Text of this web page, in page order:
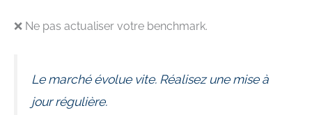
❌ Ne pas actualiser votre benchmark.
Le marché évolue vite. Réalisez une mise à
jour régulière.